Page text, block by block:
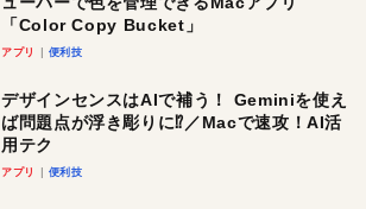
「Color Copy Bucket」
アプリ 便利技
デザインセンスはAIで補う！ Geminiを使え
ば問題点が浮き彫りに⁉︎／Macで速攻！AI活
用テク
アプリ 便利技